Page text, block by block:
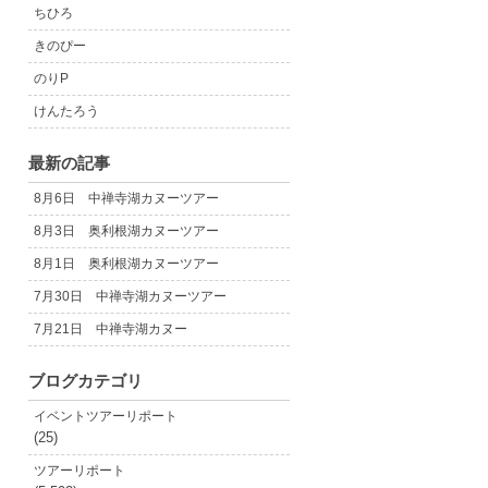
ちひろ
きのぴー
のりP
けんたろう
最新の記事
8月6日 中禅寺湖カヌーツアー
8月3日 奥利根湖カヌーツアー
8月1日 奥利根湖カヌーツアー
7月30日 中禅寺湖カヌーツアー
7月21日 中禅寺湖カヌー
ブログカテゴリ
イベントツアーリポート
(25)
ツアーリポート